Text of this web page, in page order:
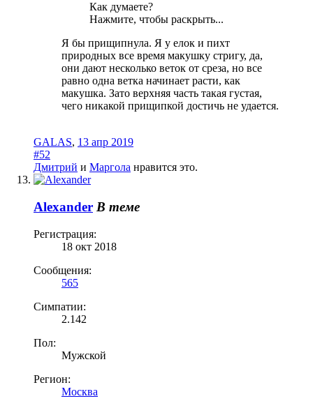
Как думаете?
Нажмите, чтобы раскрыть...
Я бы прищипнула. Я у елок и пихт
природных все время макушку стригу, да,
они дают несколько веток от среза, но все
равно одна ветка начинает расти, как
макушка. Зато верхняя часть такая густая,
чего никакой прищипкой достичь не удается.
GALAS, 13 апр 2019
#52
Дмитрий и Маргола нравится это.
Alexander В теме
Регистрация:
18 окт 2018
Сообщения:
565
Симпатии:
2.142
Пол:
Мужской
Регион:
Москва